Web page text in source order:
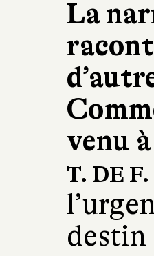
La
venu
T. DE F.
destin